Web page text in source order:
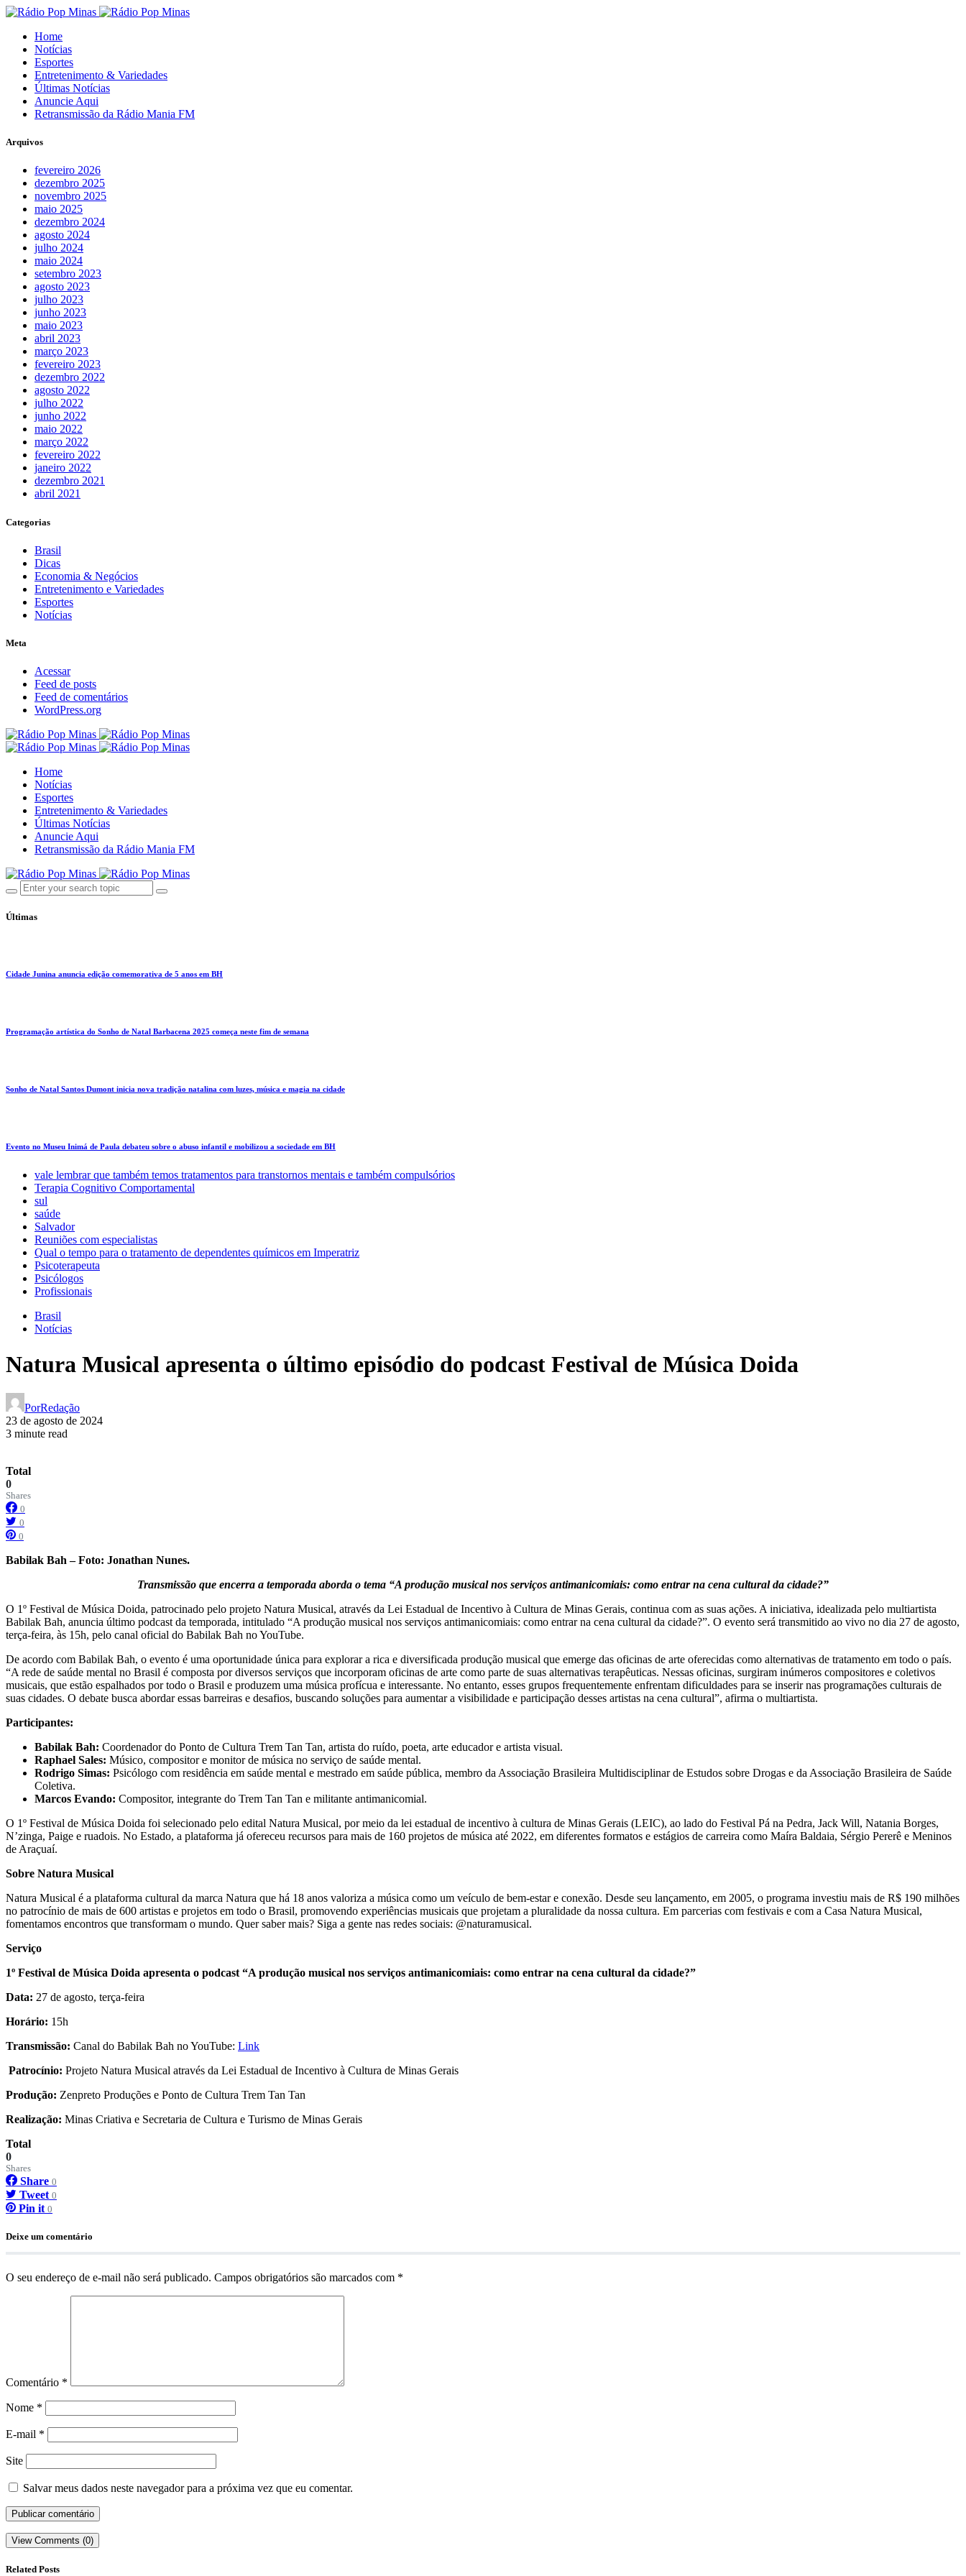
Home
Notícias
Esportes
Entretenimento & Variedades
Últimas Notícias
Anuncie Aqui
Retransmissão da Rádio Mania FM
Arquivos
fevereiro 2026
dezembro 2025
novembro 2025
maio 2025
dezembro 2024
agosto 2024
julho 2024
maio 2024
setembro 2023
agosto 2023
julho 2023
junho 2023
maio 2023
abril 2023
março 2023
fevereiro 2023
dezembro 2022
agosto 2022
julho 2022
junho 2022
maio 2022
março 2022
fevereiro 2022
janeiro 2022
dezembro 2021
abril 2021
Categorias
Brasil
Dicas
Economia & Negócios
Entretenimento e Variedades
Esportes
Notícias
Meta
Acessar
Feed de posts
Feed de comentários
WordPress.org
Home
Notícias
Esportes
Entretenimento & Variedades
Últimas Notícias
Anuncie Aqui
Retransmissão da Rádio Mania FM
Últimas
Cidade Junina anuncia edição comemorativa de 5 anos em BH
Programação artística do Sonho de Natal Barbacena 2025 começa neste fim de semana
Sonho de Natal Santos Dumont inicia nova tradição natalina com luzes, música e magia na cidade
Evento no Museu Inimá de Paula debateu sobre o abuso infantil e mobilizou a sociedade em BH
vale lembrar que também temos tratamentos para transtornos mentais e também compulsórios
Terapia Cognitivo Comportamental
sul
saúde
Salvador
Reuniões com especialistas
Qual o tempo para o tratamento de dependentes químicos em Imperatriz
Psicoterapeuta
Psicólogos
Profissionais
Brasil
Notícias
Natura Musical apresenta o último episódio do podcast Festival de Música Doida
PorRedação
23 de agosto de 2024
3 minute read
Total
0
Shares
0
0
0
Babilak Bah – Foto: Jonathan Nunes.
Transmissão que encerra a temporada aborda o tema “A produção musical nos serviços antimanicomiais: como entrar na cena cultural da cidade?”
O 1º Festival de Música Doida, patrocinado pelo projeto Natura Musical, através da Lei Estadual de Incentivo à Cultura de Minas Gerais, continua com as suas ações. A iniciativa, idealizada pelo multiartista
Babilak Bah, anuncia último podcast da temporada, intitulado “A produção musical nos serviços antimanicomiais: como entrar na cena cultural da cidade?”. O evento será transmitido ao vivo no dia 27 de agosto,
terça-feira, às 15h, pelo canal oficial do Babilak Bah no YouTube.
De acordo com Babilak Bah, o evento é uma oportunidade única para explorar a rica e diversificada produção musical que emerge das oficinas de arte oferecidas como alternativas de tratamento em todo o país.
“A rede de saúde mental no Brasil é composta por diversos serviços que incorporam oficinas de arte como parte de suas alternativas terapêuticas. Nessas oficinas, surgiram inúmeros compositores e coletivos
musicais, que estão espalhados por todo o Brasil e produzem uma música profícua e interessante. No entanto, esses grupos frequentemente enfrentam dificuldades para se inserir nas programações culturais de
suas cidades. O debate busca abordar essas barreiras e desafios, buscando soluções para aumentar a visibilidade e participação desses artistas na cena cultural”, afirma o multiartista.
Participantes:
Babilak Bah: Coordenador do Ponto de Cultura Trem Tan Tan, artista do ruído, poeta, arte educador e artista visual.
Raphael Sales: Músico, compositor e monitor de música no serviço de saúde mental.
Rodrigo Simas: Psicólogo com residência em saúde mental e mestrado em saúde pública, membro da Associação Brasileira Multidisciplinar de Estudos sobre Drogas e da Associação Brasileira de Saúde
Coletiva.
Marcos Evando: Compositor, integrante do Trem Tan Tan e militante antimanicomial.
O 1º Festival de Música Doida foi selecionado pelo edital Natura Musical, por meio da lei estadual de incentivo à cultura de Minas Gerais (LEIC), ao lado do Festival Pá na Pedra, Jack Will, Natania Borges,
N’zinga, Paige e ruadois. No Estado, a plataforma já ofereceu recursos para mais de 160 projetos de música até 2022, em diferentes formatos e estágios de carreira como Maíra Baldaia, Sérgio Pererê e Meninos
de Araçuaí.
Sobre Natura Musical
Natura Musical é a plataforma cultural da marca Natura que há 18 anos valoriza a música como um veículo de bem-estar e conexão. Desde seu lançamento, em 2005, o programa investiu mais de R$ 190 milhões
no patrocínio de mais de 600 artistas e projetos em todo o Brasil, promovendo experiências musicais que projetam a pluralidade da nossa cultura. Em parcerias com festivais e com a Casa Natura Musical,
fomentamos encontros que transformam o mundo. Quer saber mais? Siga a gente nas redes sociais: @naturamusical.
Serviço
1º Festival de Música Doida apresenta o podcast “A produção musical nos serviços antimanicomiais: como entrar na cena cultural da cidade?”
Data: 27 de agosto, terça-feira
Horário: 15h
Transmissão: Canal do Babilak Bah no YouTube: Link
Patrocínio: Projeto Natura Musical através da Lei Estadual de Incentivo à Cultura de Minas Gerais
Produção: Zenpreto Produções e Ponto de Cultura Trem Tan Tan
Realização: Minas Criativa e Secretaria de Cultura e Turismo de Minas Gerais
Total
0
Shares
Share 0
Tweet 0
Pin it 0
Deixe um comentário
O seu endereço de e-mail não será publicado. Campos obrigatórios são marcados com *
Comentário *
Nome *
E-mail *
Site
Salvar meus dados neste navegador para a próxima vez que eu comentar.
View Comments (0)
Related Posts